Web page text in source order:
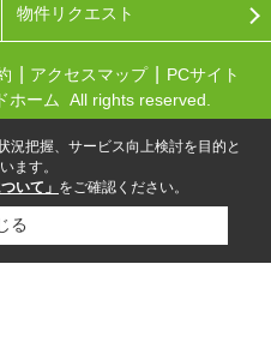
物件リクエスト
アクセスマップ
PCサイト
ホーム All rights reserved.
況把握、サービス向上検討を目的と
ます。
いて」 をご確認ください。
る